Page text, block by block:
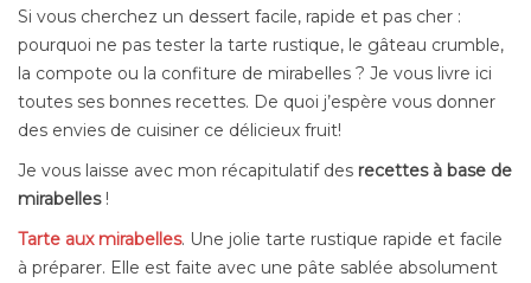
Si vous cherchez un dessert facile, rapide et pas cher :
pourquoi ne pas tester la tarte rustique, le gâteau crumble,
la compote ou la confiture de mirabelles ? Je vous livre ici
toutes ses bonnes recettes. De quoi j’espère vous donner
des envies de cuisiner ce délicieux fruit!
Je vous laisse avec mon récapitulatif des recettes à base de
mirabelles!
Tarte aux mirabelles. Une jolie tarte rustique rapide et facile
à préparer. Elle est faite avec une pâte sablée absolument